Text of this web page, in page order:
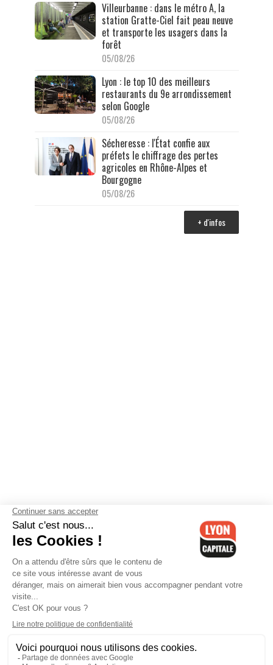
Villeurbanne : dans le métro A, la
station Gratte-Ciel fait peau neuve
et transporte les usagers dans la
forêt
05/08/26
Lyon : le top 10 des meilleurs
restaurants du 9e arrondissement
selon Google
05/08/26
Sécheresse : l'État confie aux
préfets le chiffrage des pertes
agricoles en Rhône-Alpes et
Bourgogne
05/08/26
+ d'infos
Contactez-nous-Mentions légales-CGV-Politique de